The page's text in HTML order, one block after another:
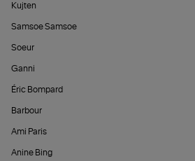
Kujten
Samsoe Samsoe
Soeur
Ganni
Éric Bompard
Barbour
Ami Paris
Anine Bing